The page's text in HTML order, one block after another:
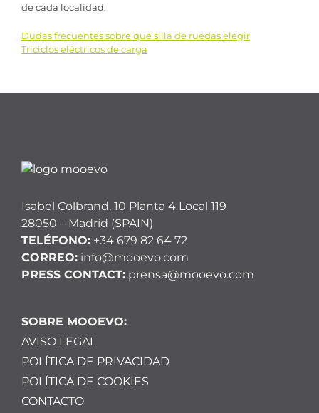
de cada localidad.
Navegación
Dudas frecuentes sobre qué silla de ruedas elegir
Triciclos eléctricos de carga
Isabel Colbrand, 10 Planta 4 Local 119
28050 – Madrid (SPAIN)
TELÉFONO: +34 679 82 64 72
CORREO: info@mooevo.com
PRESS CONTACT: prensa@mooevo.com
SOBRE MOOEVO:
AVISO LEGAL
POLÍTICA DE PRIVACIDAD
POLÍTICA DE COOKIES
CONTACTO